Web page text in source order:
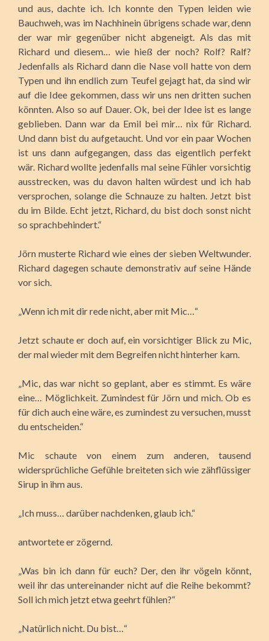
und aus, dachte ich. Ich konnte den Typen leiden wie
Bauchweh, was im Nachhinein übrigens schade war, denn
der war mir gegenüber nicht abgeneigt. Als das mit
Richard und diesem… wie hieß der noch? Rolf? Ralf?
Jedenfalls als Richard dann die Nase voll hatte von dem
Typen und ihn endlich zum Teufel gejagt hat, da sind wir
auf die Idee gekommen, dass wir uns nen dritten suchen
könnten. Also so auf Dauer. Ok, bei der Idee ist es lange
geblieben. Dann war da Emil bei mir… nix für Richard.
Und dann bist du aufgetaucht. Und vor ein paar Wochen
ist uns dann aufgegangen, dass das eigentlich perfekt
wär. Richard wollte jedenfalls mal seine Fühler vorsichtig
ausstrecken, was du davon halten würdest und ich hab
versprochen, solange die Schnauze zu halten. Jetzt bist
du im Bilde. Echt jetzt, Richard, du bist doch sonst nicht
so sprachbehindert.“
Jörn musterte Richard wie eines der sieben Weltwunder.
Richard dagegen schaute demonstrativ auf seine Hände
vor sich.
„Wenn ich mit dir rede nicht, aber mit Mic…“
Jetzt schaute er doch auf, ein vorsichtiger Blick zu Mic,
der mal wieder mit dem Begreifen nicht hinterher kam.
„Mic, das war nicht so geplant, aber es stimmt. Es wäre
eine… Möglichkeit. Zumindest für Jörn und mich. Ob es
für dich auch eine wäre, es zumindest zu versuchen, musst
du entscheiden.“
Mic schaute von einem zum anderen, tausend
widersprüchliche Gefühle breiteten sich wie zähflüssiger
Sirup in ihm aus.
„Ich muss… darüber nachdenken, glaub ich.“
antwortete er zögernd.
„Was bin ich dann für euch? Der, den ihr vögeln könnt,
weil ihr das untereinander nicht auf die Reihe bekommt?
Soll ich mich jetzt etwa geehrt fühlen?“
„Natürlich nicht. Du bist…“